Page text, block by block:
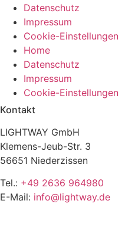
Datenschutz
Impressum
Cookie-Einstellungen
Home
Datenschutz
Impressum
Cookie-Einstellungen
Kontakt
LIGHTWAY GmbH
Klemens-Jeub-Str. 3
56651 Niederzissen
Tel.: +49 2636 964980
E-Mail: info@lightway.de